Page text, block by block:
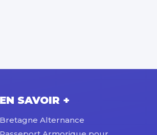
EN SAVOIR +
Bretagne Alternance